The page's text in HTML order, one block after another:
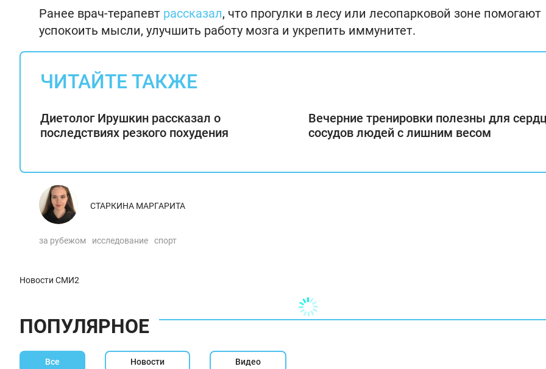
Ранее врач-терапевт рассказал, что прогулки в лесу или лесопарковой зоне помогают
успокоить мысли, улучшить работу мозга и укрепить иммунитет.
ЧИТАЙТЕ ТАКЖЕ
Диетолог Ирушкин рассказал о
последствиях резкого похудения
Вечерние тренировки полезны для
сосудов людей с лишним весом
СТАРКИНА МАРГАРИТА
за рубежом исследование спорт
Новости СМИ2
ПОПУЛЯРНОЕ
Все Новости Видео